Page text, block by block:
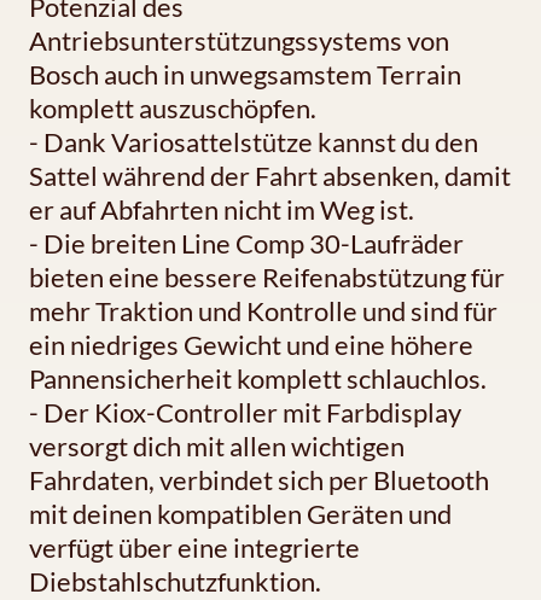
Potenzial des
Antriebsunterstützungssystems von
Bosch auch in unwegsamstem Terrain
komplett auszuschöpfen.
- Dank Variosattelstütze kannst du den
Sattel während der Fahrt absenken, damit
er auf Abfahrten nicht im Weg ist.
- Die breiten Line Comp 30-Laufräder
bieten eine bessere Reifenabstützung für
mehr Traktion und Kontrolle und sind für
ein niedriges Gewicht und eine höhere
Pannensicherheit komplett schlauchlos.
- Der Kiox-Controller mit Farbdisplay
versorgt dich mit allen wichtigen
Fahrdaten, verbindet sich per Bluetooth
mit deinen kompatiblen Geräten und
verfügt über eine integrierte
Diebstahlschutzfunktion.